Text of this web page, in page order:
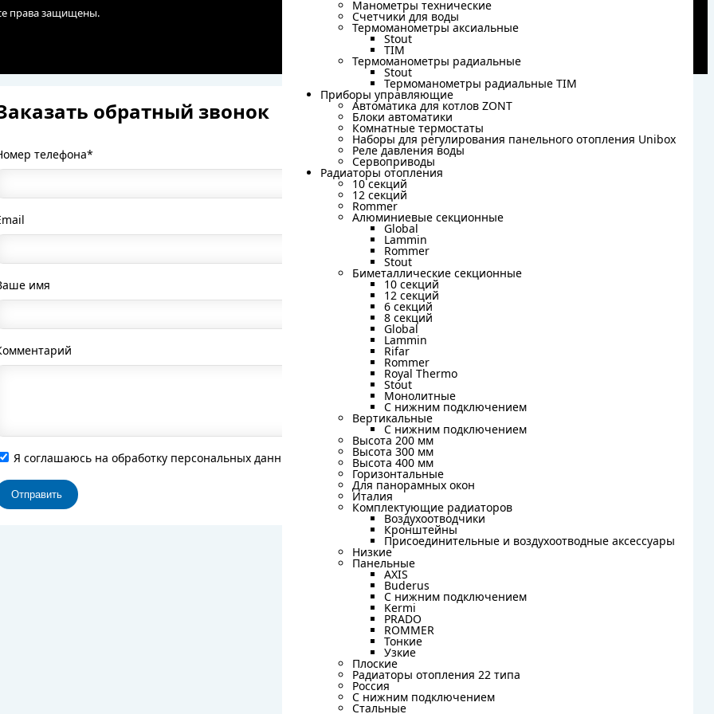
Манометры технические
Счетчики для воды
Термоманометры аксиальные
Stout
TIM
Термоманометры радиальные
Stout
Термоманометры радиальные TIM
Приборы управляющие
Автоматика для котлов ZONT
Блоки автоматики
Комнатные термостаты
Наборы для регулирования панельного отопления Unibox
Реле давления воды
Сервоприводы
Радиаторы отопления
10 секций
12 секций
Rommer
Алюминиевые секционные
Global
Lammin
Rommer
Stout
Биметаллические секционные
10 секций
12 секций
6 секций
8 секций
Global
Lammin
Rifar
Rommer
Royal Thermo
Stout
Монолитные
С нижним подключением
Вертикальные
С нижним подключением
Высота 200 мм
Высота 300 мм
Высота 400 мм
Горизонтальные
Для панорамных окон
Италия
Комплектующие радиаторов
Воздухоотводчики
Кронштейны
Присоединительные и воздухоотводные аксессуары
Низкие
Панельные
AXIS
Buderus
C нижним подключением
Kermi
PRADO
ROMMER
Тонкие
Узкие
Плоские
Радиаторы отопления 22 типа
Россия
С нижним подключением
Стальные
Манометры технические
Счетчики для воды
Термоманометры аксиальные
Stout
TIM
Термоманометры радиальные
Stout
Термоманометры радиальные TIM
Приборы управляющие
Автоматика для котлов ZONT
Блоки автоматики
Комнатные термостаты
Наборы для регулирования панельного отопления Unibox
Реле давления воды
Сервоприводы
Радиаторы отопления
10 секций
12 секций
Rommer
Алюминиевые секционные
Global
Lammin
Rommer
Stout
Биметаллические секционные
10 секций
12 секций
6 секций
8 секций
Global
Lammin
Rifar
Rommer
Royal Thermo
Stout
Монолитные
С нижним подключением
Вертикальные
С нижним подключением
Высота 200 мм
Высота 300 мм
Высота 400 мм
Горизонтальные
Для панорамных окон
Италия
Комплектующие радиаторов
Воздухоотводчики
Кронштейны
Присоединительные и воздухоотводные аксессуары
Низкие
Панельные
AXIS
Buderus
C нижним подключением
Kermi
PRADO
ROMMER
Тонкие
Узкие
Плоские
Радиаторы отопления 22 типа
Россия
С нижним подключением
Стальные
права защищены.
обратный звонок
телефона*
имя
Я соглашаюсь на обработку персональных данных